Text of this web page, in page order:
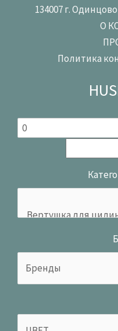
134007 г.
О
Политика